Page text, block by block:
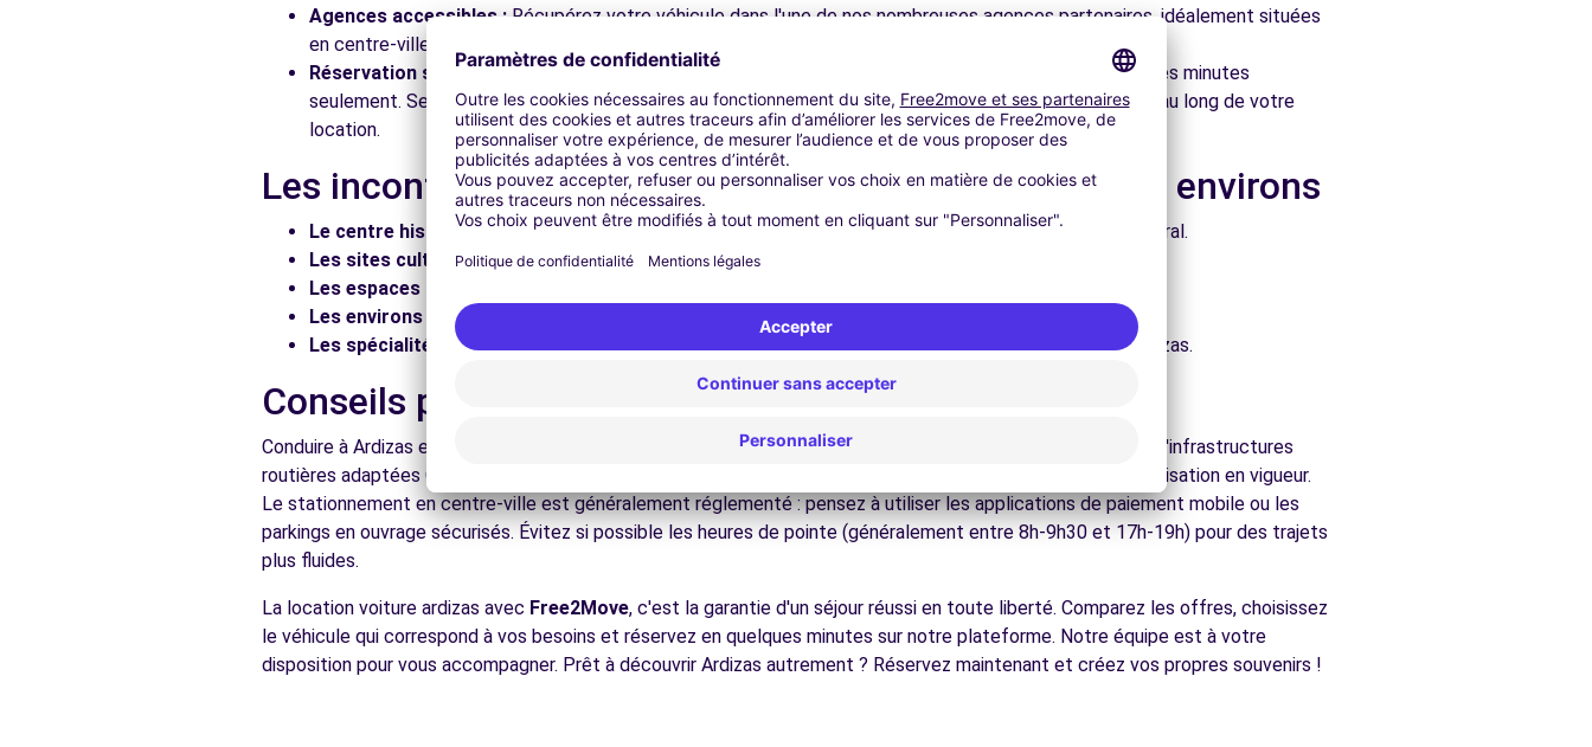
Agences accessibles : Récupérez votre véhicule dans l'une de nos nombreuses agences partenaires, idéalement situées
en centre-ville, en gare ou près des aéroports pour faciliter le démarrage de votre séjour.
Réservation simplifiée :Notre plateforme intuitive vous permet de réserver votre véhicule en quelques minutes
seulement. Service client disponible pour répondre à toutes vos questions et vous accompagner tout au long de votre
location.
Les incontournables à découvrir à Ardizas et dans les environs
Le centre historique :Flânez dans les ruelles du cœur de ville et découvrez son patrimoine architectural.
Les sites culturels :Visitez les musées et monuments qui font la richesse de Ardizas.
Les espaces naturels :
Les environs :
Explorez les sites touristiques de la région, facilement accessibles en voiture.
Les spécialités locales :Découvrez la gastronomie régionale dans les restaurants et marchés de Ardizas.
Conseils pratiques pour conduire à Ardizas
Conduire à Ardizas est accessible à tous les conducteurs avec quelques conseils pratiques. la ville dispose d'infrastructures
routières adaptées Comme dans toutes les villes françaises, respectez les limitations de vitesse et la signalisation en vigueur.
Le stationnement en centre-ville est généralement réglementé : pensez à utiliser les applications de paiement mobile ou les
parkings en ouvrage sécurisés. Évitez si possible les heures de pointe (généralement entre 8h-9h30 et 17h-19h) pour des trajets
plus fluides.
La location voiture ardizas avec Free2Move, c'est la garantie d'un séjour réussi en toute liberté. Comparez les offres, choisissez
le véhicule qui correspond à vos besoins et réservez en quelques minutes sur notre plateforme. Notre équipe est à votre
disposition pour vous accompagner. Prêt à découvrir Ardizas autrement ? Réservez maintenant et créez vos propres souvenirs !